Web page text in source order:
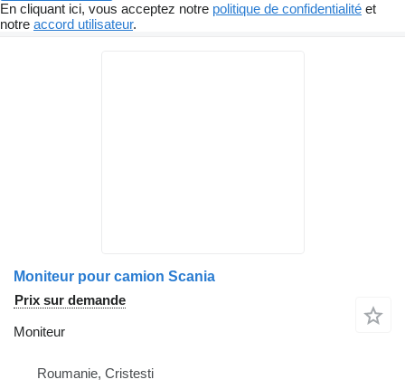
En cliquant ici, vous acceptez notre politique de confidentialité et
notre accord utilisateur.
Moniteur pour camion Scania
Prix sur demande
Moniteur
Roumanie, Cristesti